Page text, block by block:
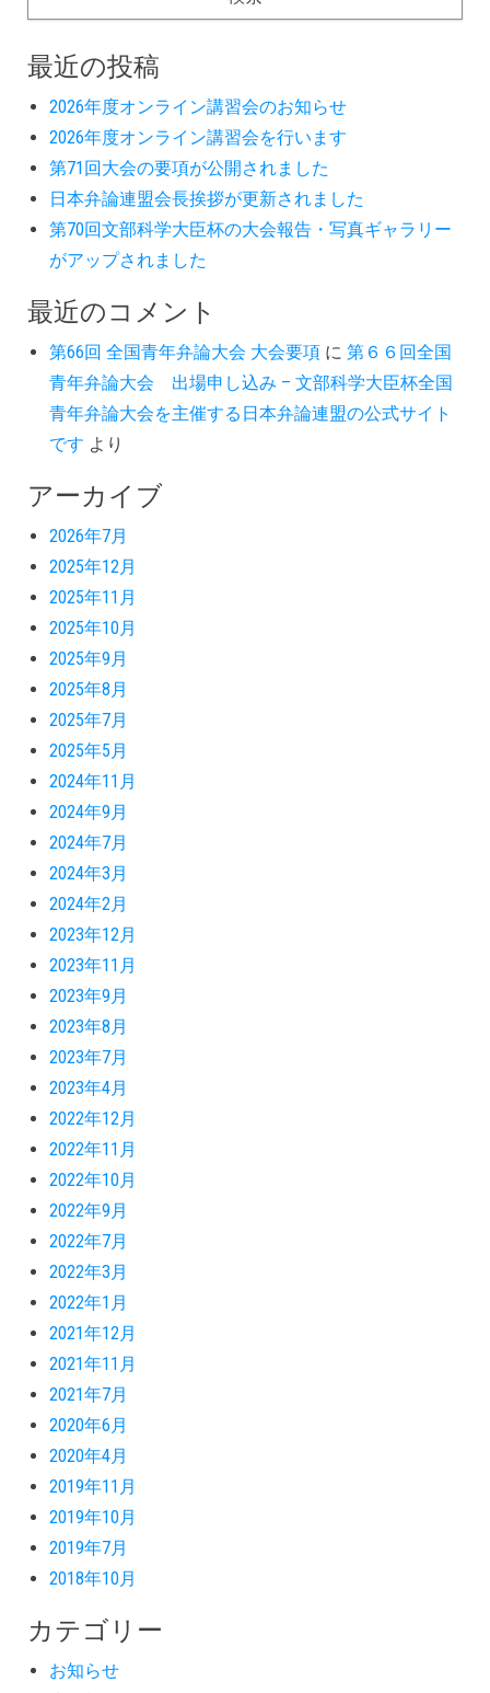
最近の投稿
2026年度オンライン講習会のお知らせ
2026年度オンライン講習会を行います
第71回大会の要項が公開されました
日本弁論連盟会長挨拶が更新されました
第70回文部科学大臣杯の大会報告・写真ギャラリー
がアップされました
最近のコメント
第66回 全国青年弁論大会 大会要項 に 第６６回全国
青年弁論大会 出場申し込み – 文部科学大臣杯全国
青年弁論大会を主催する日本弁論連盟の公式サイト
です より
アーカイブ
2026年7月
2025年12月
2025年11月
2025年10月
2025年9月
2025年8月
2025年7月
2025年5月
2024年11月
2024年9月
2024年7月
2024年3月
2024年2月
2023年12月
2023年11月
2023年9月
2023年8月
2023年7月
2023年4月
2022年12月
2022年11月
2022年10月
2022年9月
2022年7月
2022年3月
2022年1月
2021年12月
2021年11月
2021年7月
2020年6月
2020年4月
2019年11月
2019年10月
2019年7月
2018年10月
カテゴリー
お知らせ